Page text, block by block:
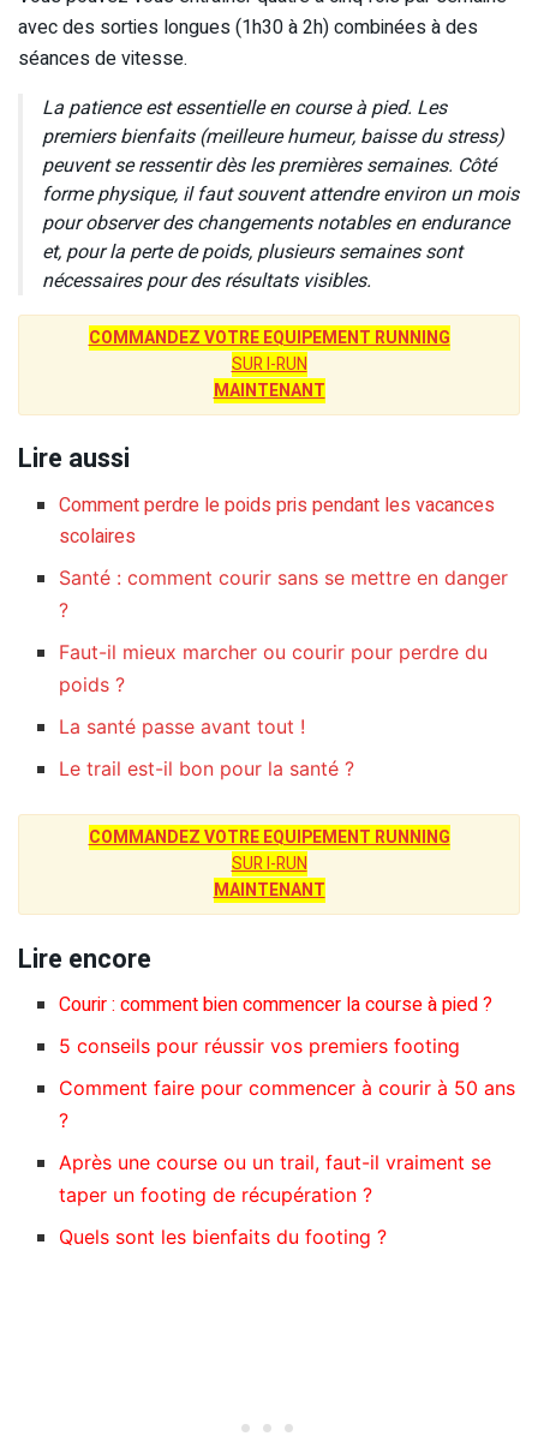
avec des sorties longues (1h30 à 2h) combinées à des
séances de vitesse.
La patience est essentielle en course à pied. Les
premiers bienfaits (meilleure humeur, baisse du stress)
peuvent se ressentir dès les premières semaines. Côté
forme physique, il faut souvent attendre environ un mois
pour observer des changements notables en endurance
et, pour la perte de poids, plusieurs semaines sont
nécessaires pour des résultats visibles.
COMMANDEZ VOTRE EQUIPEMENT RUNNING
SUR I-RUN
MAINTENANT
Lire aussi
Comment perdre le poids pris pendant les vacances
scolaires
Santé : comment courir sans se mettre en danger
?
Faut-il mieux marcher ou courir pour perdre du
poids ?
La santé passe avant tout !
Le trail est-il bon pour la santé ?
COMMANDEZ VOTRE EQUIPEMENT RUNNING
SUR I-RUN
MAINTENANT
Lire encore
Courir : comment bien commencer la course à pied ?
5 conseils pour réussir vos premiers footing
Comment faire pour commencer à courir à 50 ans
?
Après une course ou un trail, faut-il vraiment se
taper un footing de récupération ?
Quels sont les bienfaits du footing ?